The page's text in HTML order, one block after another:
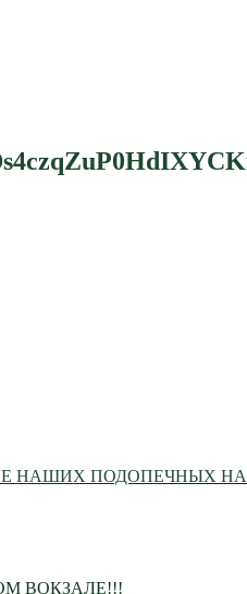
НАШИХ ПОДОПЕЧНЫХ НА
ВОКЗАЛЕ!!!